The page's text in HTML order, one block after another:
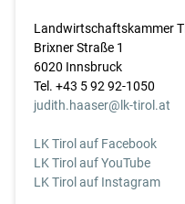
Landwirtschaftskammer
Brixner Straße 1
6020 Innsbruck
Tel. +43 5 92 92-1050
judith.haaser@lk-tirol.at
LK Tirol auf Facebook
LK Tirol auf YouTube
LK Tirol auf Instagram